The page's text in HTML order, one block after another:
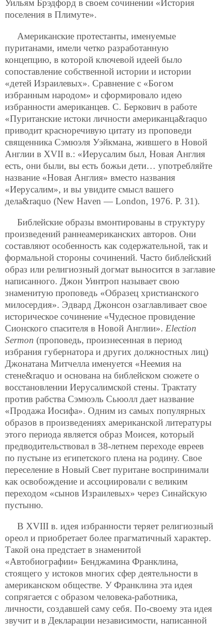
Уильям Брэдфорд в своем сочинении «История
поселения в Плимуте».
Американские протестанты, именуемые
пуританами, имели четко разработанную
концепцию, в которой ключевой идеей было
сопоставление собственной истории и истории
«детей Израилевых». Сравнение с «Богом
избранным народом» и сформировало идею
избранности американцев. С. Беркович в работе
«Пуританские истоки личности американца&raquo
приводит красноречивую цитату из проповеди
священника Сэмюэля Уэйкмана, жившего в Новой
Англии в XVII в.: «Иерусалим был, Новая Англия
есть, они были, вы есть божьи дети… употребляйте
название «Новая Англия» вместо названия
«Иерусалим», и вы увидите смысл вашего
дела&raquo (New Haven — London, 1976. Р. 31).
Библейские образы вмонтированы в структуру
произведений раннеамериканских авторов. Они
составляют особенность как содержательной, так и
формальной стороны сочинений. Часто библейский
образ или религиозный догмат выносится в заглавие
написанного. Джон Уинтроп называет свою
знаменитую проповедь «Образец христианского
милосердия». Эдвард Джонсон озаглавливает свое
историческое сочинение «Чудесное провидение
Сионского спасителя в Новой Англии». Election
Sermon (проповедь, произнесенная в период
избрания губернатора и других должностных лиц)
Джонатана Митчелла именуется «Неемия на
стене&raquo и основана на библейском сюжете о
восстановлении Иерусалимской стены. Трактату
против рабства Сэмюэль Сьюолл дает название
«Продажа Иосифа». Одним из самых популярных
образов в произведениях американской литературы
этого периода является образ Моисея, который
предводительствовал в 38-летнем переходе евреев
по пустыне из египетского плена на родину. Свое
переселение в Новый Свет пуритане воспринимали
как освобождение и ассоциировали с великим
переходом «сынов Израилевых» через Синайскую
пустыню.
В XVIII в. идея избранности теряет религиозный
ореол и приобретает более прагматичный характер.
Такой она предстает в знаменитой
«Автобиографии» Бенджамина Франклина,
стоящего у истоков многих сфер деятельности в
американском обществе. У Франклина эта идея
сопрягается с образом человека-работника,
личности, создавшей саму себя. По-своему эта идея
звучит и в Декларации независимости, написанной